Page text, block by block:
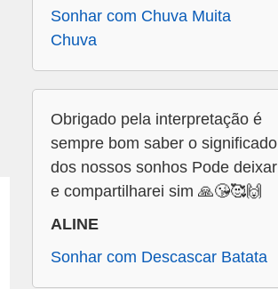
Sonhar com Chuva Muita
Chuva
Obrigado pela interpretação é
sempre bom saber o significado
dos nossos sonhos Pode deixar
e compartilharei sim 🙏😘🥰🙌
ALINE
Sonhar com Descascar Batata